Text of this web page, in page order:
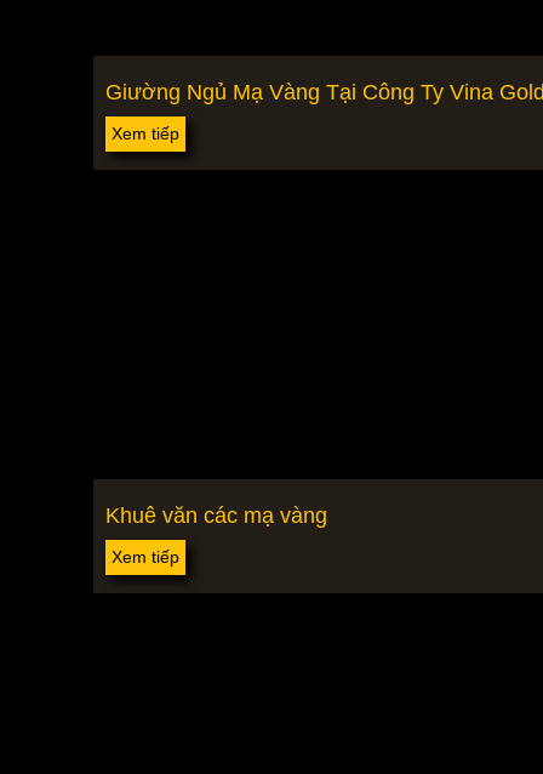
Giường Ngủ Mạ Vàng Tại Công Ty Vina
Xem tiếp
Khuê văn các mạ vàng
Xem tiếp